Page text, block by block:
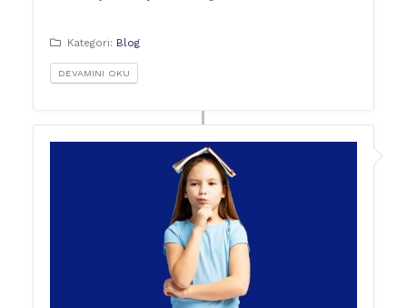
Kategori: Blog
DEVAMINI OKU